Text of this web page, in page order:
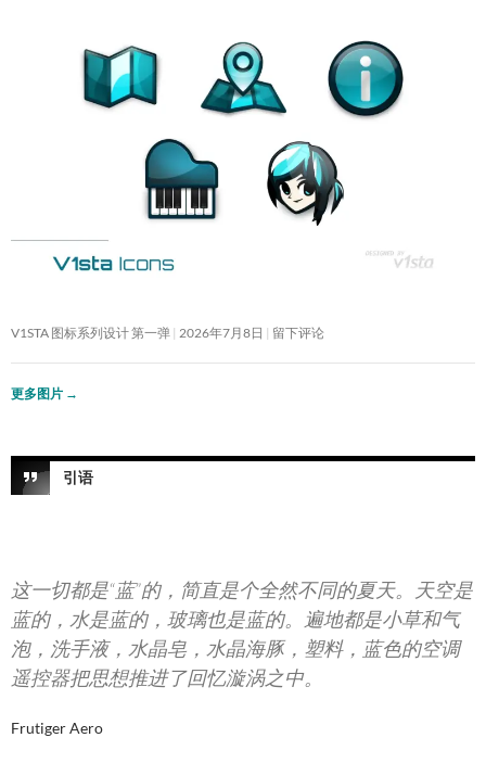
V1STA 图标系列设计 第一弹 2026年7月8日 留下评论
更多图片 →
引语
这一切都是“蓝”的，简直是个全然不同的夏天。天空是
蓝的，水是蓝的，玻璃也是蓝的。遍地都是小草和气
泡，洗手液，水晶皂，水晶海豚，塑料，蓝色的空调
遥控器把思想推进了回忆漩涡之中。
Frutiger Aero